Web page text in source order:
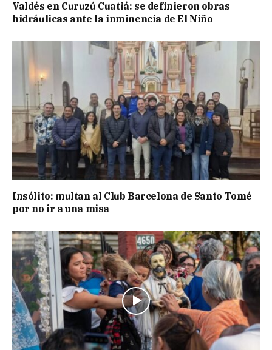
Valdés en Curuzú Cuatiá: se definieron obras
hidráulicas ante la inminencia de El Niño
Insólito: multan al Club Barcelona de Santo Tomé
por no ir a una misa